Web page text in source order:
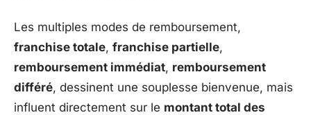
Les multiples modes de remboursement,
franchise totale, franchise partielle,
remboursement immédiat, remboursement
différé, dessinent une souplesse bienvenue, mais
influent directement sur le montant total des